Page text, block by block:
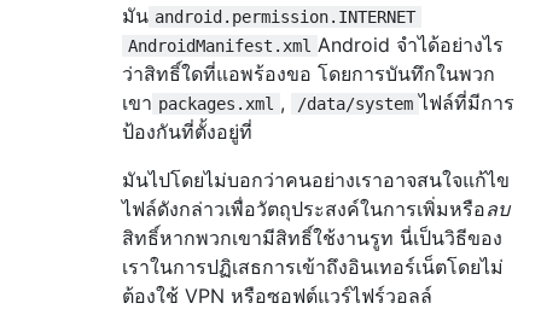
มัน android.permission.INTERNET
AndroidManifest.xml Android จำได้อย่างไร
ว่าสิทธิ์ใดที่แอพร้องขอ โดยการบันทึกในพวก
เขา packages.xml , /data/system ไฟล์ที่มีการ
ป้องกันที่ตั้งอยู่ที่
มันไปโดยไม่บอกว่าคนอย่างเราอาจสนใจแก้ไข
ไฟล์ดังกล่าวเพื่อวัตถุประสงค์ในการเพิ่มหรือลบ
สิทธิ์หากพวกเขามีสิทธิ์ใช้งานรูท นี่เป็นวิธีของ
เราในการปฏิเสธการเข้าถึงอินเทอร์เน็ตโดยไม่
ต้องใช้ VPN หรือซอฟต์แวร์ไฟร์วอลล์